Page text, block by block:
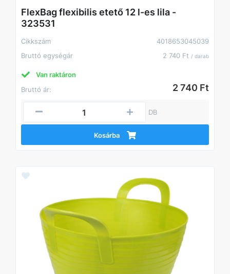
FlexBag flexibilis etető 12 l-es lila -
323531
Cikkszám
4018653045039
Bruttó egységár
2 740 Ft / darab
Van raktáron
Bruttó ár:
2 740 Ft
DB
Kosárba